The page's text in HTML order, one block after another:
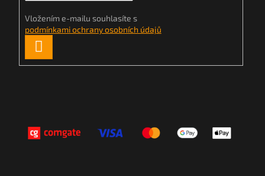
Vložením e-mailu souhlasíte s
podmínkami ochrany osobních údajů
SE